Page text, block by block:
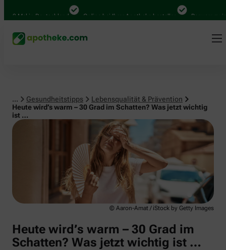
Mal in Deutschland Online bei Ihrer Apotheke bestellen Bequem
... Gesundheitstipps
Lebensqualität & Prävention
Heute wird’s warm – 30 Grad im Schatten? Was jetzt wichtig
ist …
Lebensqualität & Prävention
© Aaron-Amat / iStock by Getty Images
Heute wird’s warm – 30 Grad im
Schatten? Was jetzt wichtig ist …